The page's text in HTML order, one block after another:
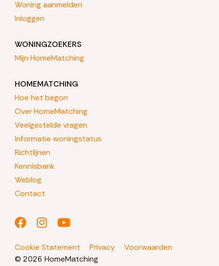
Woning aanmelden
Inloggen
WONINGZOEKERS
Mijn HomeMatching
HOMEMATCHING
Hoe het begon
Over HomeMatching
Veelgestelde vragen
Informatie woningstatus
Richtlijnen
Kennisbank
Weblog
Contact
Cookie Statement Privacy
Voorwaarden
© 2026 HomeMatching